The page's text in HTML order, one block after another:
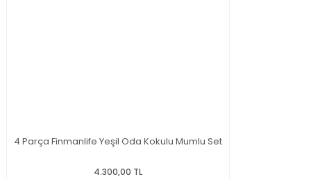
4 Parça Finmanlife Yeşil Oda Kokulu Mumlu Set
4.300,00 TL